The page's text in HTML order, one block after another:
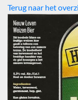
Terug naar het